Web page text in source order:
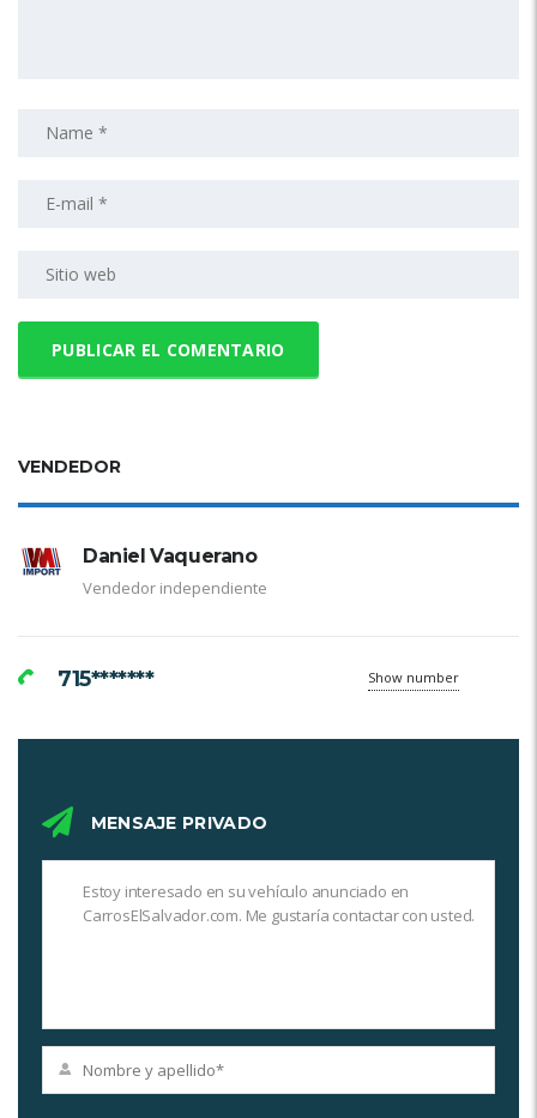
VENDEDOR
Daniel Vaquerano
Vendedor independiente
715******* Show number
MENSAJE PRIVADO